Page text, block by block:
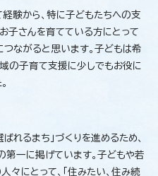
験から、特に子どもたちへの支
子さんを育てている方にとって
ながると思います。子どもは希
の子育て支援に少しでもお役に
れるまち」づくりを進めるため、
第一に掲げています。子どもや若
々にとって、「住みたい、住み続